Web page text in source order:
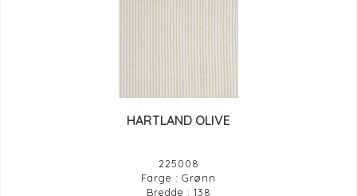
HARTLAND OLIVE
225008
Farge : Grønn
Bredde : 138